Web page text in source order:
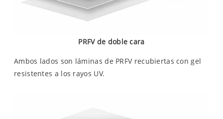
PRFV de doble cara
Ambos lados son láminas de PRFV recubiertas con gel
resistentes a los rayos UV.